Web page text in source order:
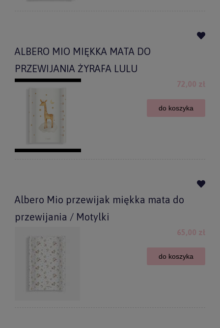
ALBERO MIO MIĘKKA MATA DO
PRZEWIJANIA ŻYRAFA LULU
72,00 zł
do koszyka
Albero Mio przewijak miękka mata do
przewijania / Motylki
65,00 zł
do koszyka